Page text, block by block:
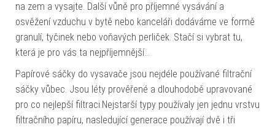
na zem a vysajte. Další vůně pro příjemné vysávání a
osvěžení vzduchu v bytě nebo kanceláři dodáváme ve formě
granulí, tyčinek nebo voňavých perliček. Stačí si vybrat tu,
která je pro vás ta nejpříjemnější…
Papírové sáčky do vysavače jsou nejdéle používané filtrační
sáčky vůbec. Jsou léty prověřené a dlouhodobě upravované
pro co nejlepší filtraci.Nejstarší typy používaly jen jednu vrstvu
filtračního papíru, nasledující generace používají dvě i tři